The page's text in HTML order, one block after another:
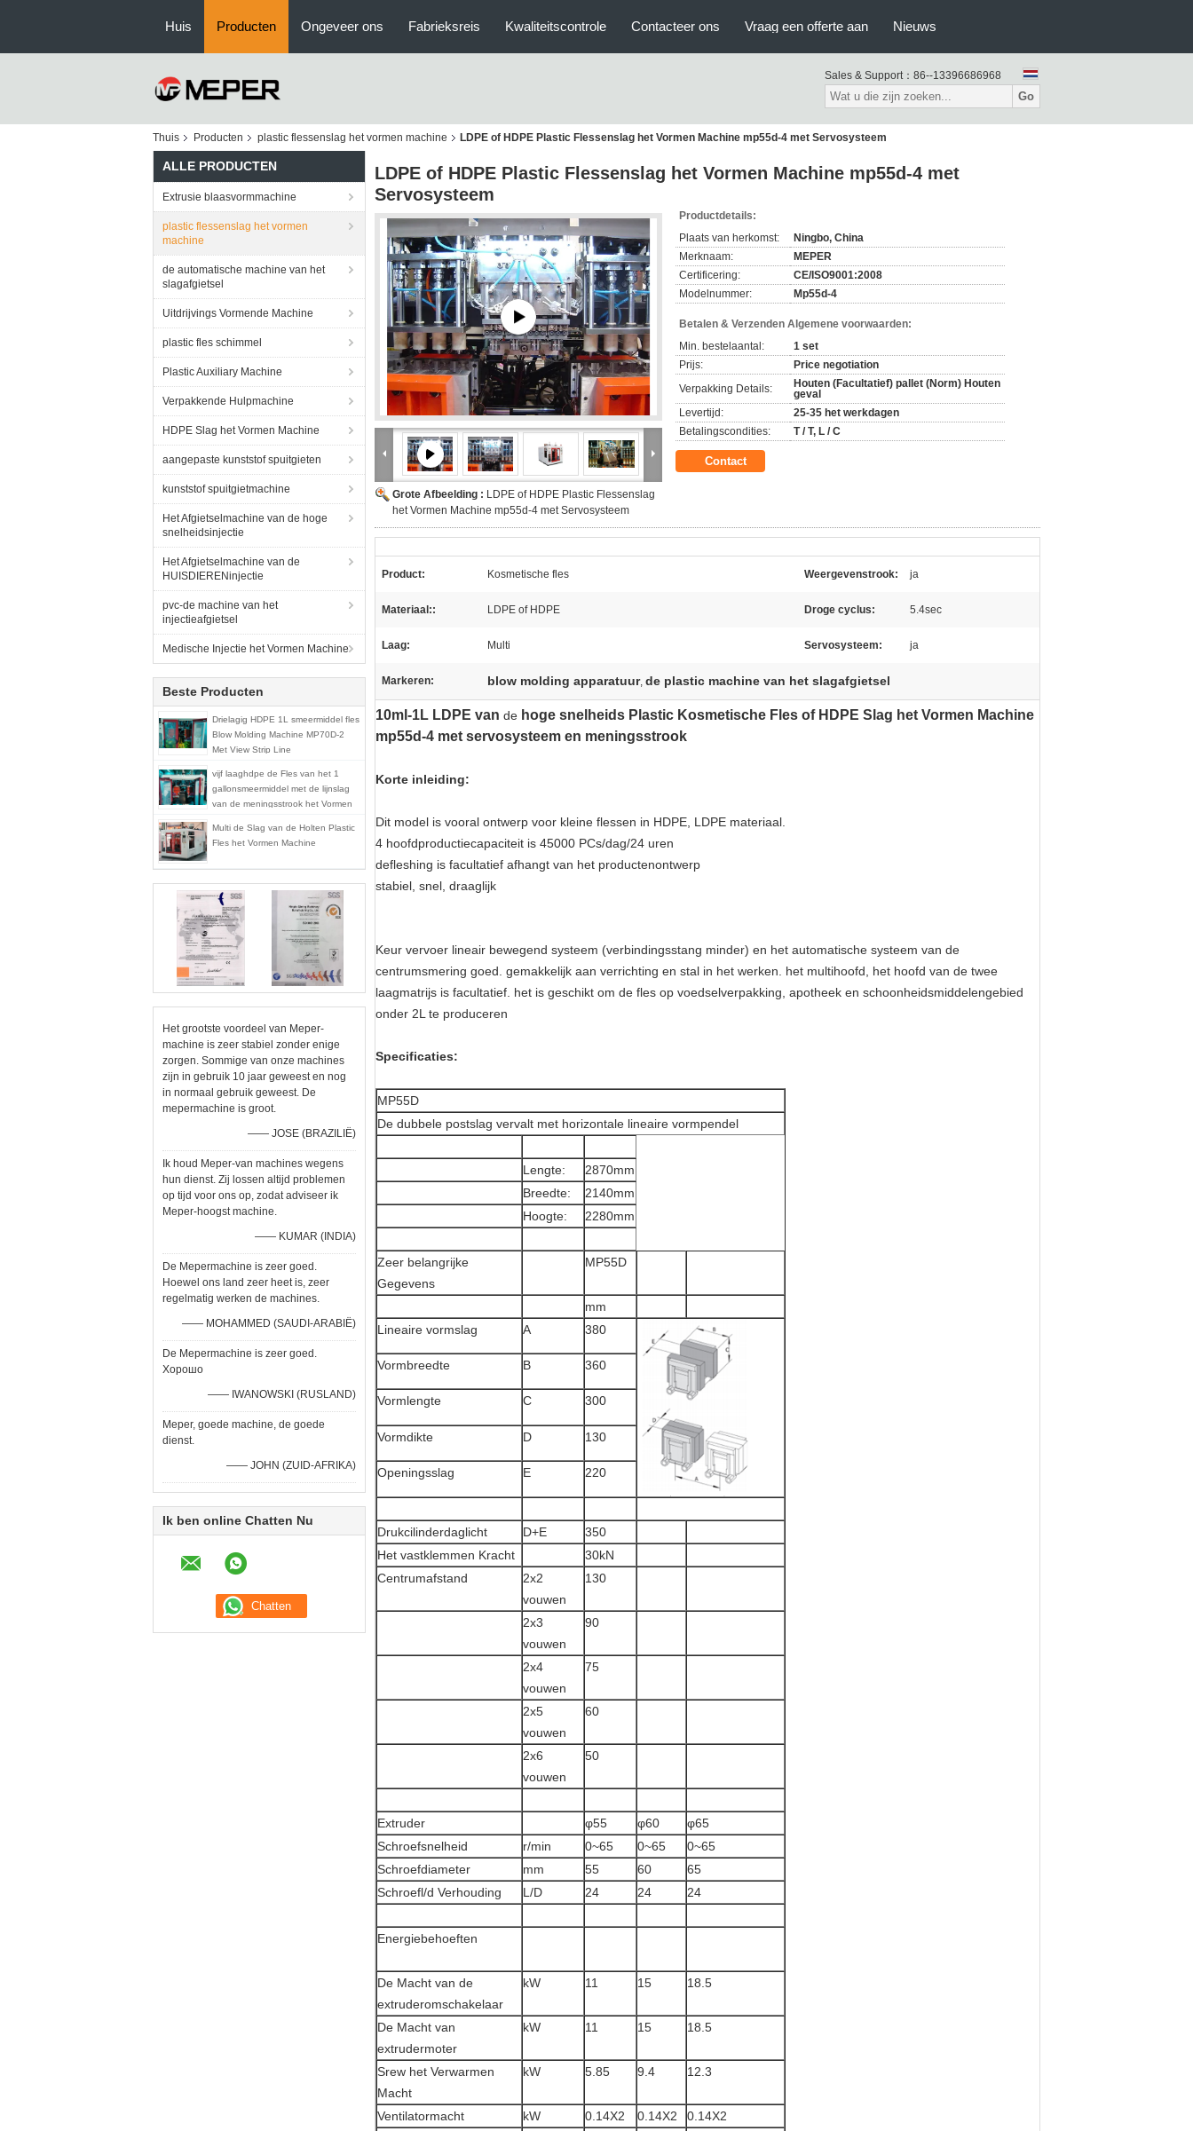
Huis Producten Ongeveer ons Fabrieksreis Kwaliteitscontrole Contacteer ons Vraag een offerte aan Nieuws
Sales & Support： 86--13396686968
Go
Thuis Producten plastic flessenslag het vormen machine LDPE of HDPE Plastic Flessenslag het Vormen Machine mp55d-4 met Servosysteem
ALLE PRODUCTEN
Extrusie blaasvormmachine
plastic flessenslag het vormen
machine
de automatische machine van het
slagafgietsel
Uitdrijvings Vormende Machine
plastic fles schimmel
Plastic Auxiliary Machine
Verpakkende Hulpmachine
HDPE Slag het Vormen Machine
aangepaste kunststof spuitgieten
kunststof spuitgietmachine
Het Afgietselmachine van de hoge
snelheidsinjectie
Het Afgietselmachine van de
HUISDIERENinjectie
pvc-de machine van het
injectieafgietsel
Medische Injectie het Vormen Machine
Beste Producten
Drielagig HDPE 1L smeermiddel fles
Blow Molding Machine MP70D-2
Met View Strip Line
vijf laaghdpe de Fles van het 1
gallonsmeermiddel met de lijnslag
van de meningsstrook het Vormen
Multi de Slag van de Holten Plastic
Fles het Vormen Machine
Het grootste voordeel van Meper-
machine is zeer stabiel zonder enige
zorgen. Sommige van onze machines
zijn in gebruik 10 jaar geweest en nog
in normaal gebruik geweest. De
mepermachine is groot.
—— JOSE (BRAZILIË)
Ik houd Meper-van machines wegens
hun dienst. Zij lossen altijd problemen
op tijd voor ons op, zodat adviseer ik
Meper-hoogst machine.
—— KUMAR (INDIA)
De Mepermachine is zeer goed.
Hoewel ons land zeer heet is, zeer
regelmatig werken de machines.
—— MOHAMMED (SAUDI-ARABIË)
De Mepermachine is zeer goed.
Хорошо
—— IWANOWSKI (RUSLAND)
Meper, goede machine, de goede
dienst.
—— JOHN (ZUID-AFRIKA)
Ik ben online Chatten Nu
LDPE of HDPE Plastic Flessenslag het Vormen Machine mp55d-4 met
Servosysteem
Grote Afbeelding : LDPE of HDPE Plastic Flessenslag
het Vormen Machine mp55d-4 met Servosysteem
Productdetails:
Plaats van herkomst:
Ningbo, China
Merknaam:
MEPER
Certificering:
CE/ISO9001:2008
Modelnummer:
Mp55d-4
Betalen & Verzenden Algemene voorwaarden:
Min. bestelaantal:
1 set
Prijs:
Price negotiation
Verpakking Details:
Houten (Facultatief) pallet (Norm) Houten
geval
Levertijd:
25-35 het werkdagen
Betalingscondities:
T / T, L / C
Contact
Product: Kosmetische fles Weergevenstrook: ja
Materiaal:: LDPE of HDPE Droge cyclus: 5.4sec
Laag: Multi Servosysteem: ja
Markeren: blow molding apparatuur, de plastic machine van het slagafgietsel
10ml-1L LDPE van de hoge snelheids Plastic Kosmetische Fles of HDPE Slag het Vormen Machine
mp55d-4 met servosysteem en meningsstrook
Korte inleiding:
Dit model is vooral ontwerp voor kleine flessen in HDPE, LDPE materiaal.
4 hoofdproductiecapaciteit is 45000 PCs/dag/24 uren
defleshing is facultatief afhangt van het productenontwerp
stabiel, snel, draaglijk
Keur vervoer lineair bewegend systeem (verbindingsstang minder) en het automatische systeem van de
centrumsmering goed. gemakkelijk aan verrichting en stal in het werken. het multihoofd, het hoofd van de twee
laagmatrijs is facultatief. het is geschikt om de fles op voedselverpakking, apotheek en schoonheidsmiddelengebied
onder 2L te produceren
Specificaties:
MP55D
De dubbele postslag vervalt met horizontale lineaire vormpendel
Lengte:
2870mm
Breedte:
2140mm
Hoogte:
2280mm
Zeer belangrijke
Gegevens
MP55D
mm
Lineaire vormslag
A 380
Vormbreedte B 360
Vormlengte C 300
Vormdikte D 130
Openingsslag E 220
Drukcilinderdaglicht D+E
350
Het vastklemmen Kracht
30kN
Centrumafstand
2x2
vouwen
130
2x3
vouwen
90
2x4
vouwen
75
2x5
vouwen
60
2x6
vouwen
50
Extruder φ55 φ60
φ65
Schroefsnelheid
r/min 0~65 0~65
0~65
Schroefdiameter
mm 55 60
65
Schroefl/d Verhouding
L/D 24 24 24
Energiebehoeften
De Macht van de
extruderomschakelaar
kW 11 15 18.5
De Macht van
extrudermoter
kW 11 15 18.5
Srew het Verwarmen
Macht
kW 5.85 9.4 12.3
Ventilatormacht kW 0.14X2 0.14X2
0.14X2